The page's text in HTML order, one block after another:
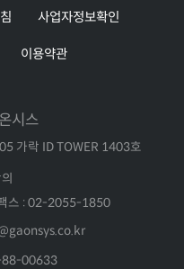
사업자정보확인
이용약관
시스
가락 ID TOWER 1403호
스 : 02-2055-1850
88-00633